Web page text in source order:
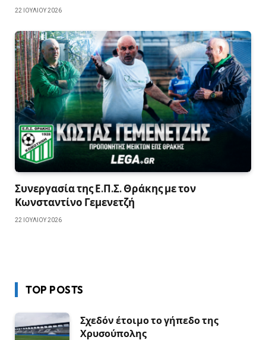
22 ΙΟΥΛΊΟΥ 2026
Συνεργασία της Ε.Π.Σ. Θράκης με τον
Κωνσταντίνο Γεμενετζή
22 ΙΟΥΛΊΟΥ 2026
TOP POSTS
Σχεδόν έτοιμο το γήπεδο της
Χρυσούπολης